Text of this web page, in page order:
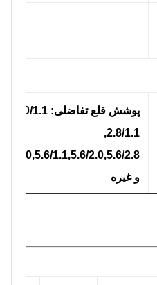
پوشش قلع تفاضلی: 2.0/1.1,
2.8/1.1,
و غیره